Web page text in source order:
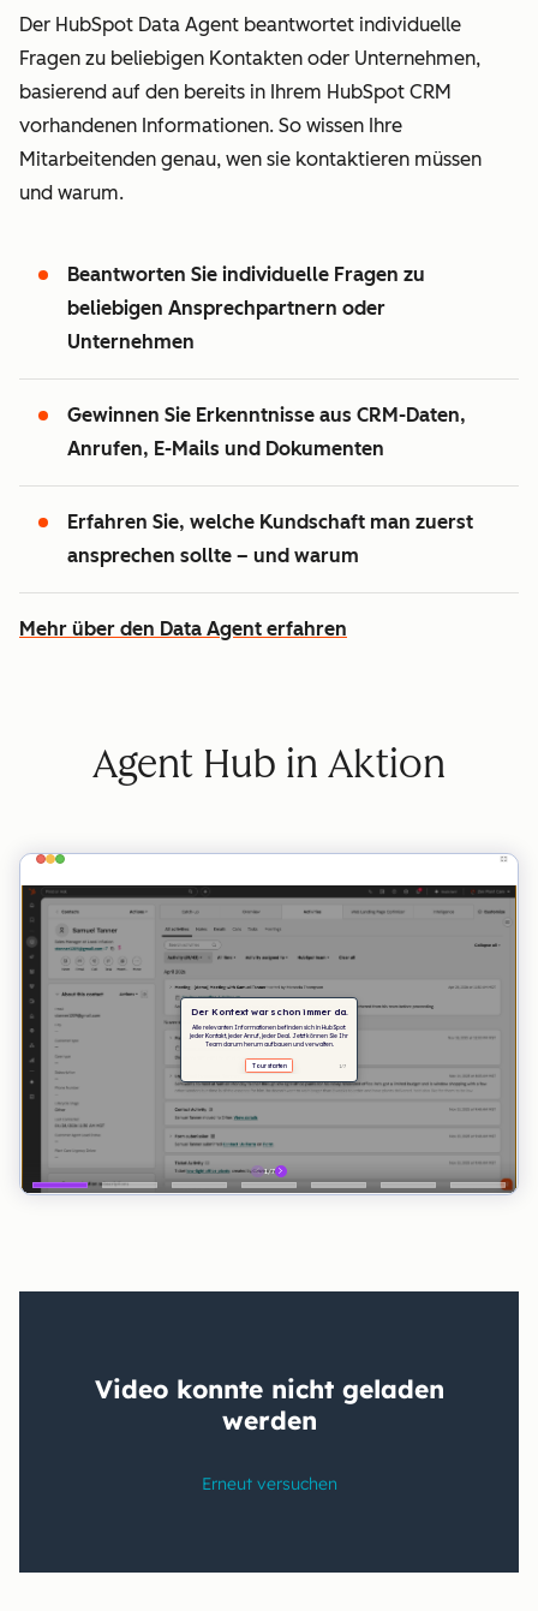
Der HubSpot Data Agent beantwortet individuelle
Fragen zu beliebigen Kontakten oder Unternehmen,
basierend auf den bereits in Ihrem HubSpot CRM
vorhandenen Informationen. So wissen Ihre
Mitarbeitenden genau, wen sie kontaktieren müssen
und warum.
Beantworten Sie individuelle Fragen zu
beliebigen Ansprechpartnern oder
Unternehmen
Gewinnen Sie Erkenntnisse aus CRM-Daten,
Anrufen, E-Mails und Dokumenten
Erfahren Sie, welche Kundschaft man zuerst
ansprechen sollte – und warum
Mehr über den Data Agent erfahren
Agent Hub in Aktion